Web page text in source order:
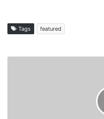
Tags featured